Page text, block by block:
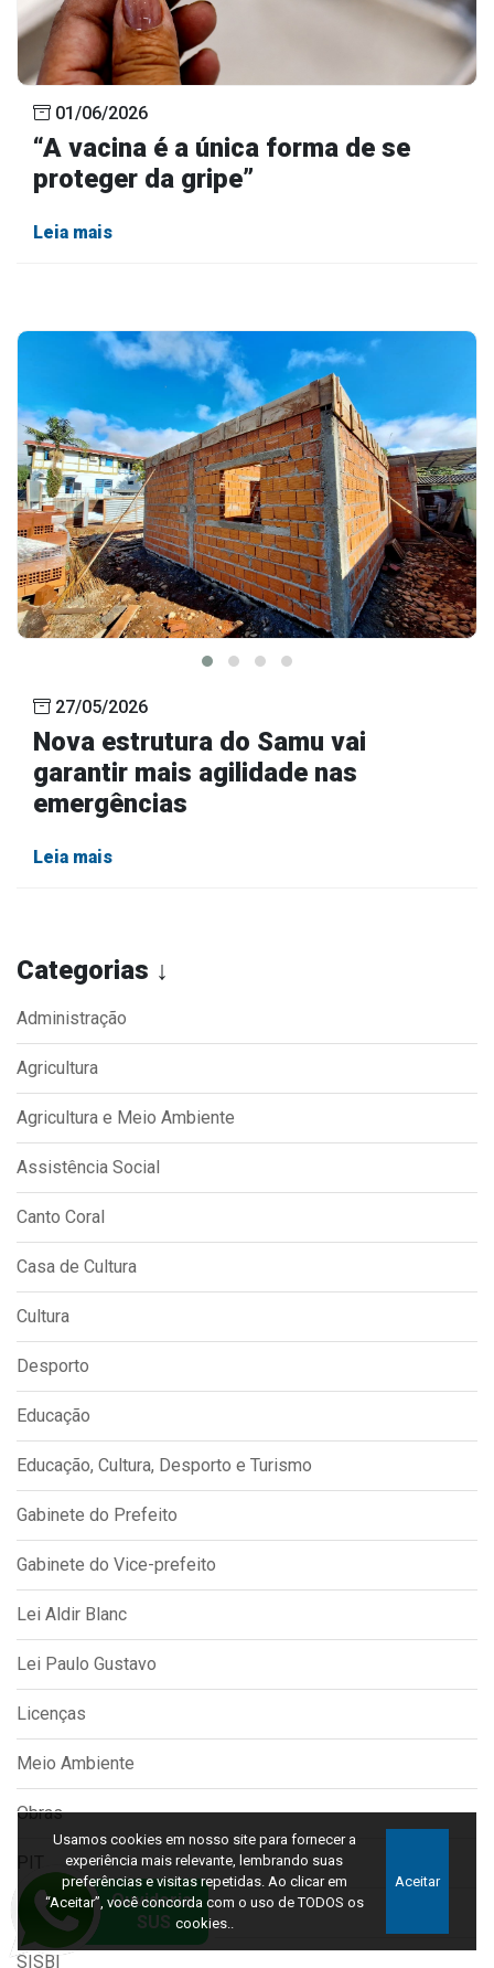
Categorias ↓
Administração
Agricultura
Agricultura e Meio Ambiente
Assistência Social
Canto Coral
Casa de Cultura
Cultura
Desporto
Educação
Educação, Cultura, Desporto e Turismo
Gabinete do Prefeito
Gabinete do Vice-prefeito
Lei Aldir Blanc
Lei Paulo Gustavo
Licenças
Meio Ambiente
Obras
Saúde
SISBI
01/06/2026
“A vacina é a única forma de se
proteger da gripe”
Leia mais
27/05/2026
Nova estrutura do Samu vai
garantir mais agilidade nas
emergências
Leia mais
Usamos cookies em nosso site para fornecer a
experiência mais relevante, lembrando suas
preferências e visitas repetidas. Ao clicar em
“Aceitar”, você concorda com o uso de TODOS os
cookies..
Aceitar